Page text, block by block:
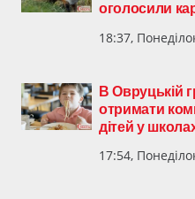
оголосили
18:37,
В Овруцькій
отримати
дітей у
17:54,